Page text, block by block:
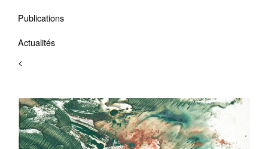
Publications
Actualités
<